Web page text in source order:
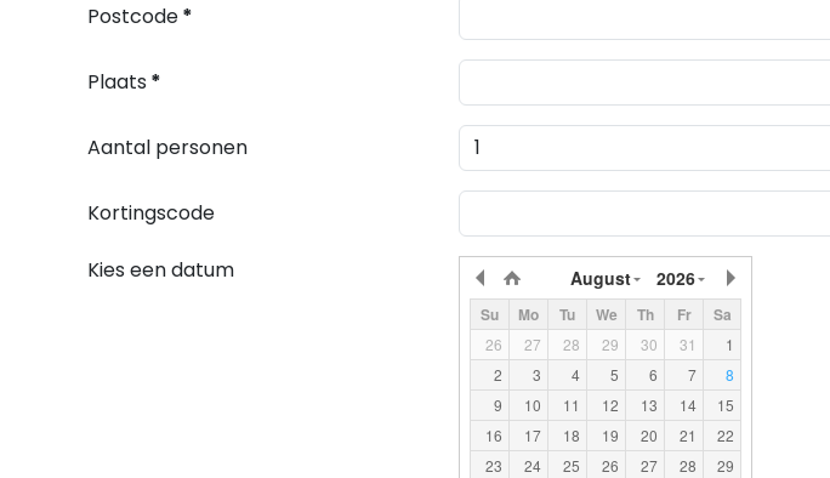
Postcode*
Plaats *
Aantal personen
Kortingscode
Kies een datum August 2026
Su Mo Tu We Th Fr Sa
26 27 28 29 30 31
1
2
3 4 5 6 7
8
9
10 11 12 13 14
15
16
17 18 19 20 21
22
23
24 25 26 27 28
29